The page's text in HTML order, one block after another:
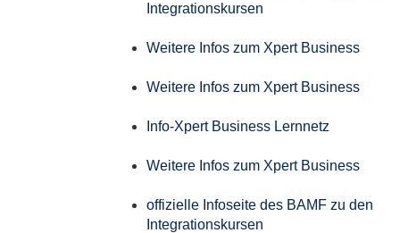
Integrationskursen
Weitere Infos zum Xpert Business
Weitere Infos zum Xpert Business
Info-Xpert Business Lernnetz
Weitere Infos zum Xpert Business
offizielle Infoseite des BAMF zu den
Integrationskursen